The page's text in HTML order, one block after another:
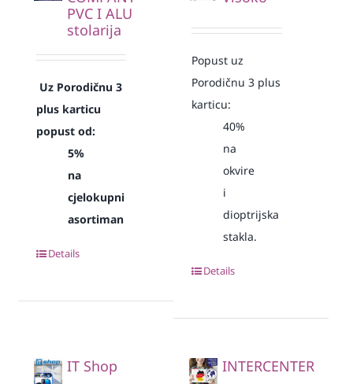
PVC I ALU
stolarija
Uz Porodičnu 3
plus karticu
popust od:
5%
na
cjelokupni
asortiman
Details
Popust uz
Porodičnu 3 plus
karticu:
40%
na
okvire
i
dioptrijska
stakla.
Details
IT Shop INTERCENTER